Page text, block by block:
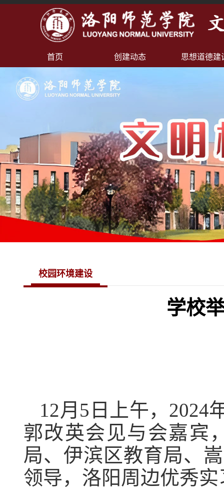
首页 创建动态 思想道德建
校园环境建设
学校
12月5日上午，2024
郭改英会见与会嘉宾
局、伊滨区教育局、
领导，洛阳周边优秀